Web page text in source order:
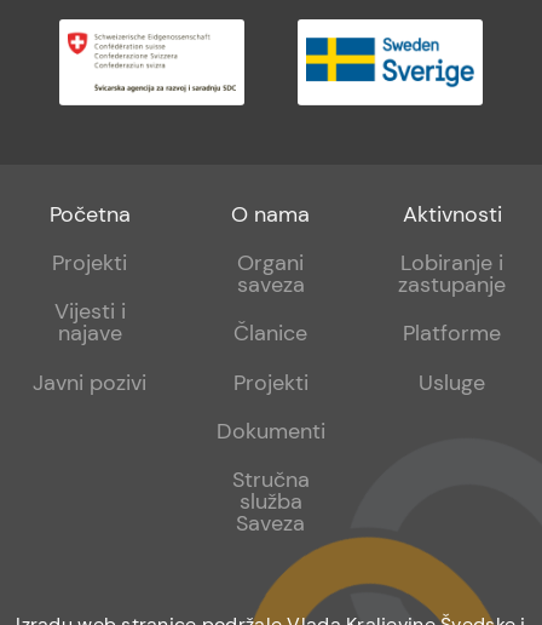
Footer
menu
Početna
Projekti
Vijesti i
najave
Javni pozivi
Footer
sub
O nama
Organi
saveza
Članice
Projekti
Dokumenti
Stručna
služba
Saveza
Footer
sub
Aktivnosti
Lobiranje i
zastupanje
Platforme
Usluge